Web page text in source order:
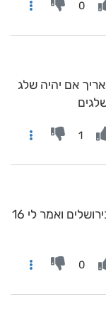
0
אם יהיה שלג
1
שאלתי את גמיני באיזה תאריך יהיה שלג בירושלים ואמר לי 16
0